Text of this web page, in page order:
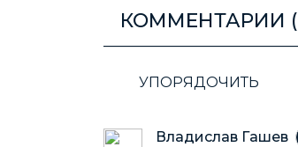
КОММЕНТАРИИ (
УПОРЯДОЧИТЬ
Владислав Гашев